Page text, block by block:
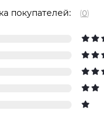
покупателей: (0)